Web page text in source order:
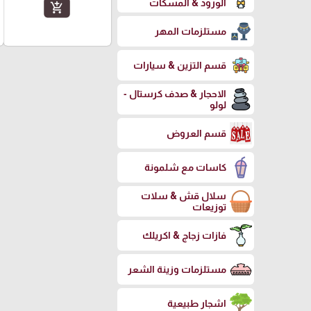
الورود & المسكات
مستلزمات المهر
قسم التزين & سيارات
الاحجار & صدف كرستال -
لولو
قسم العروض
كاسات مع شلمونة
سلال قش & سلات
توزيعات
فازات زجاج & اكريلك
مستلزمات وزينة الشعر
اشجار طبيعية
add_shopping_cart